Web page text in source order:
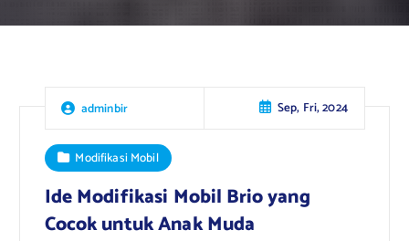
adminbir Sep, Fri, 2024
Modifikasi Mobil
Ide Modifikasi Mobil Brio yang
Cocok untuk Anak Muda